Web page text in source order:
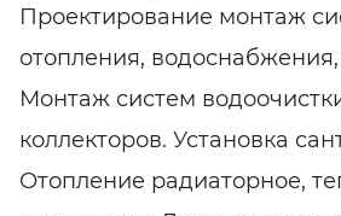
Проектирование монтаж
отопления,
Монтаж систем
коллекторов. Установка
Отопление радиаторное,